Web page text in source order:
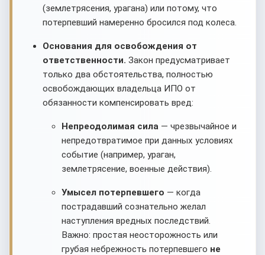
(землетрясения, урагана) или потому, что
потерпевший намеренно бросился под колеса.
Основания для освобождения от
ответственности. Закон предусматривает
только два обстоятельства, полностью
освобождающих владельца ИПО от
обязанности компенсировать вред:
Непреодолимая сила — чрезвычайное и
непредотвратимое при данных условиях
событие (например, ураган,
землетрясение, военные действия).
Умысел потерпевшего — когда
пострадавший сознательно желал
наступления вредных последствий.
Важно: простая неосторожность или
грубая небрежность потерпевшего не